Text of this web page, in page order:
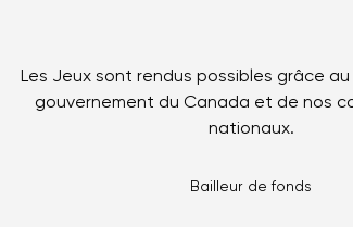
Les Jeux sont rendus possibles grâce
gouvernement du Canada et de nos
nationaux.
Bailleur de fonds